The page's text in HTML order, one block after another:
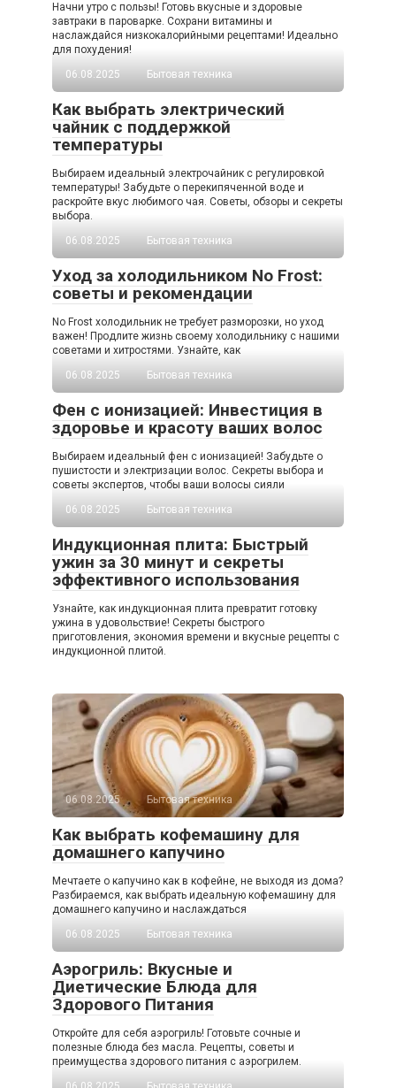
Начни утро с пользы! Готовь вкусные и здоровые
завтраки в пароварке. Сохрани витамины и
наслаждайся низкокалорийными рецептами! Идеально
для похудения!
06.08.2025
Бытовая техника
Как выбрать электрический
чайник с поддержкой
температуры
Выбираем идеальный электрочайник с регулировкой
температуры! Забудьте о перекипяченной воде и
раскройте вкус любимого чая. Советы, обзоры и секреты
выбора.
06.08.2025
Бытовая техника
Уход за холодильником No Frost:
советы и рекомендации
No Frost холодильник не требует разморозки, но уход
важен! Продлите жизнь своему холодильнику с нашими
советами и хитростями. Узнайте, как
06.08.2025
Бытовая техника
Фен с ионизацией: Инвестиция в
здоровье и красоту ваших волос
Выбираем идеальный фен с ионизацией! Забудьте о
пушистости и электризации волос. Секреты выбора и
советы экспертов, чтобы ваши волосы сияли
06.08.2025
Бытовая техника
Индукционная плита: Быстрый
ужин за 30 минут и секреты
эффективного использования
Узнайте, как индукционная плита превратит готовку
ужина в удовольствие! Секреты быстрого
приготовления, экономия времени и вкусные рецепты с
индукционной плитой.
06.08.2025 Бытовая техника
Как выбрать кофемашину для
домашнего капучино
Мечтаете о капучино как в кофейне, не выходя из дома?
Разбираемся, как выбрать идеальную кофемашину для
домашнего капучино и наслаждаться
06.08.2025
Бытовая техника
Аэрогриль: Вкусные и
Диетические Блюда для
Здорового Питания
Откройте для себя аэрогриль! Готовьте сочные и
полезные блюда без масла. Рецепты, советы и
преимущества здорового питания с аэрогрилем.